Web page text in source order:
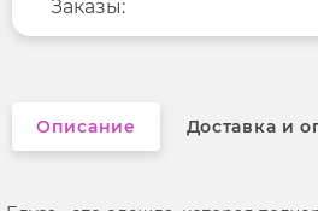
Длина рукава
Вырез горловины
Заказы:
Описание Доставка и